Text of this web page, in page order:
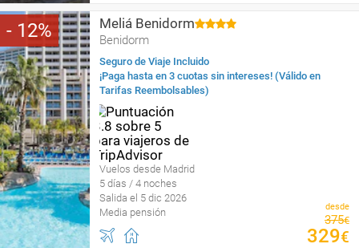
12 Meliá Benidorm
Benidorm
Seguro de Viaje Incluido
¡Paga hasta en 3 cuotas sin intereses! (Válido en
Tarifas Reembolsables)
Vuelos desde Madrid
5 días / 4 noches
Salida el 5 dic 2026
Media pensión
desde
375€
329€